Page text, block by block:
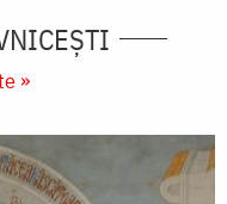
»